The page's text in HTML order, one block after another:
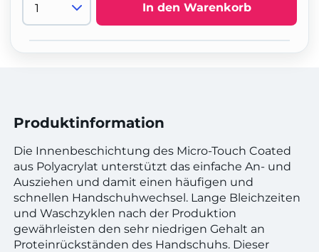
In den Warenkorb
Produktinformation
Die Innenbeschichtung des Micro-Touch Coated
aus Polyacrylat unterstützt das einfache An- und
Ausziehen und damit einen häufigen und
schnellen Handschuhwechsel. Lange Bleichzeiten
und Waschzyklen nach der Produktion
gewährleisten den sehr niedrigen Gehalt an
Proteinrückständen des Handschuhs. Dieser